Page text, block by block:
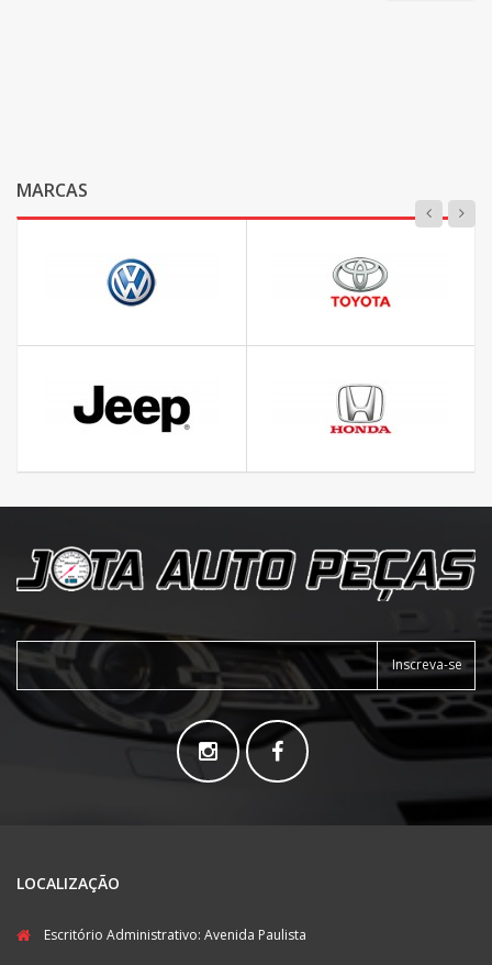
MARCAS
Inscreva-se
LOCALIZAÇÃO
Escritório Administrativo: Avenida Paulista